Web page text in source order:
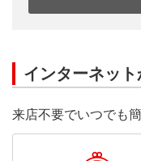
インターネッ
来店不要でいつでも